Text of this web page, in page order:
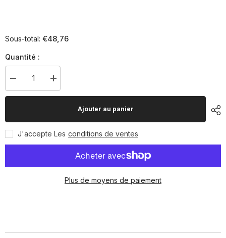
Sous-total: €48,76
Quantité :
Diminuer
la
quantité
en
bois
réglables,
par
Augmenter
la
quantité
Échasses
en
bois
réglables,
par
Ajouter au panier
J'accepte Les conditions de ventes
Plus de moyens de paiement